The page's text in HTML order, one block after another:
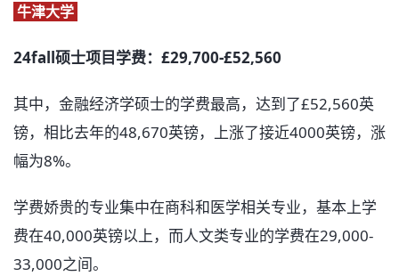
牛津大学
24fall硕士项目学费：£29,700-£52,560
其中，金融经济学硕士的学费最高，达到了£52,560英
镑，相比去年的48,670英镑，上涨了接近4000英镑，涨
幅为8%。
学费娇贵的专业集中在商科和医学相关专业，基本上学
费在40,000英镑以上，而人文类专业的学费在29,000-
33,000之间。